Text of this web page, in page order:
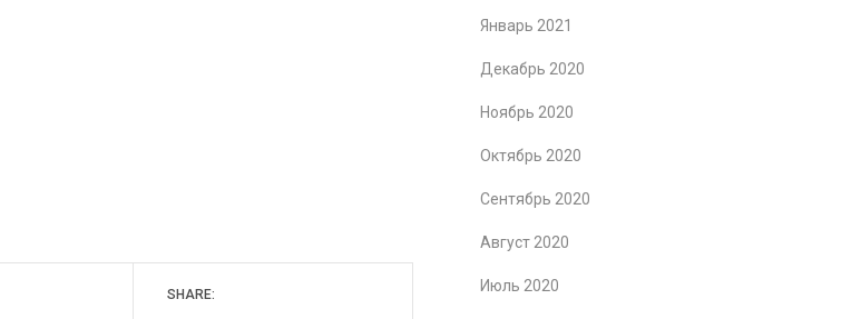
SHARE:
Январь 2021
Декабрь 2020
Ноябрь 2020
Октябрь 2020
Сентябрь 2020
Август 2020
Июль 2020